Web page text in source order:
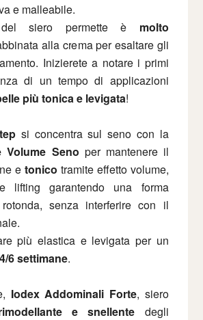
e malleabile.
siero permette è molto
alla crema per esaltare gli
Inizierete a notare i primi
di un tempo di applicazioni
più tonica e levigata!
si concentra sul seno con la
Volume Seno per mantenere il
e tonico tramite effetto volume,
lifting garantendo una forma
senza interferire con il
più elastica e levigata per un
4/6 settimane.
Iodex Addominali Forte, siero
e snellente degli